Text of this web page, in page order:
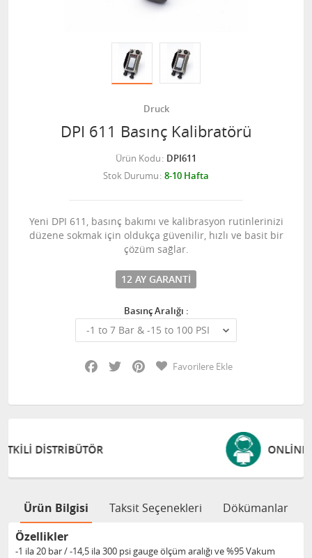
Druck
DPI 611 Basınç Kalibratörü
Ürün Kodu DPI611
Stok Durumu 8-10 Hafta
Yeni DPI 611, basınç bakımı ve kalibrasyon rutinlerinizi
düzene sokmak için oldukça güvenilir, hızlı ve basit bir
çözüm sağlar.
12 AY GARANTI
Basınç Aralığı :
Facebook
Twitter PinterestFavorilere Ekle
ONLINE DESTEK VE EĞITIM
Ürün Bilgisi Taksit Seçenekleri
Dökümanlar
Özellikler
-1 ila 20 bar / -14,5 ila 300 psi gauge ölçüm aralığı ve %95 Vakum